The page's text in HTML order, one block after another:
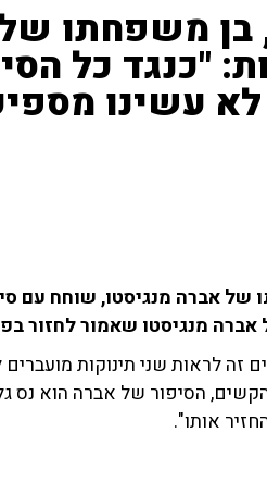
בן משפחתו
"כנגד כל
עשינו
של אברה מנגיסטו, שוחח עם
אברה מנגיסטו שאמור לחזור
זה לראות שני תינוקות
הסיפור של אברה הוא נס
אותו".